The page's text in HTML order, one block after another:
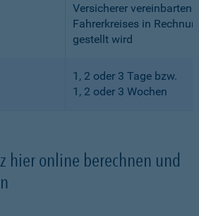
Versicherer vereinbarten
Fahrerkreises in
gestellt wird
1, 2 oder 3 Tage bzw.
1, 2 oder 3 Wochen
hier online berechnen und